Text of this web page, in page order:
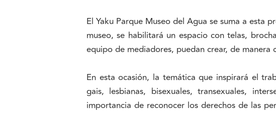
El Yaku Parque Museo del Agua se suma a
museo, se habilitará un espacio con telas,
equipo de mediadores, puedan crear, de
En esta ocasión, la temática que inspirará el
gais, lesbianas, bisexuales, transexuales,
importancia de reconocer los derechos de las